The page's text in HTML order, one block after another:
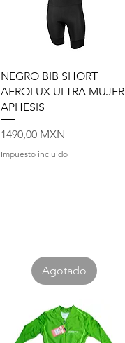
Vista rápida
NEGRO BIB SHORT
AEROLUX ULTRA MUJER
APHESIS
Precio
1490,00 MXN
Impuesto incluido
Agotado